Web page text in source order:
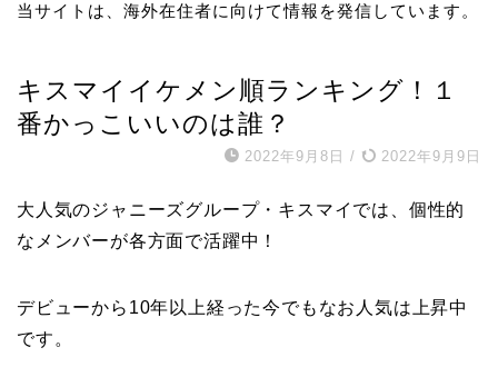
当サイトは、海外在住者に向けて情報を発信しています。
キスマイイケメン順ランキング！１
番かっこいいのは誰？
2022年9月8日 / 2022年9月9日
大人気のジャニーズグループ・キスマイでは、個性的
なメンバーが各方面で活躍中！
デビューから10年以上経った今でもなお人気は上昇中
です。